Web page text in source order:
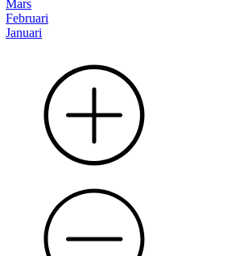
Mars
Februari
Januari